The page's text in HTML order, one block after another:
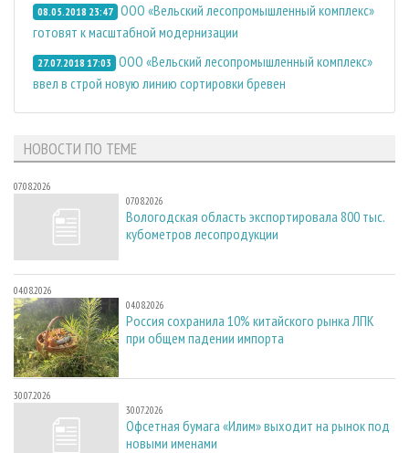
08.05.2018 23:47 ООО «Вельский лесопромышленный комплекс»
готовят к масштабной модернизации
27.07.2018 17:03 ООО «Вельский лесопромышленный комплекс»
ввел в строй новую линию сортировки бревен
НОВОСТИ ПО ТЕМЕ
07.08.2026
07.08.2026
Вологодская область экспортировала 800 тыс.
кубометров лесопродукции
04.08.2026
04.08.2026
Россия сохранила 10% китайского рынка ЛПК
при общем падении импорта
30.07.2026
30.07.2026
Офсетная бумага «Илим» выходит на рынок под
новыми именами